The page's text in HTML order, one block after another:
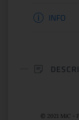
INFO
© 2021 MiC -